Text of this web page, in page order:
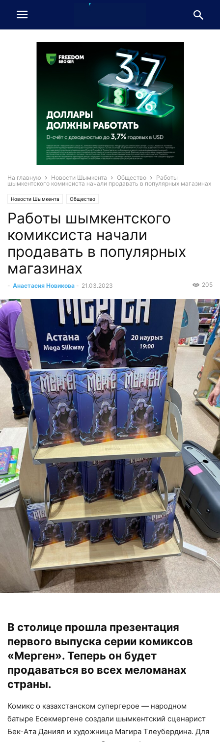
На главную Новости Шымкента Общество
Работы
шымкентского комиксиста начали продавать в популярных магазинах
Новости Шымкента Общество
Работы шымкентского
комиксиста начали
продавать в популярных
магазинах
- Анастасия Новикова - 21.03.2023 205
В столице прошла презентация
первого выпуска серии комиксов
«Мерген». Теперь он будет
продаваться во всех меломанах
страны.
Комикс о казахстанском супергерое — народном
батыре Есекмергене создали шымкентский сценарист
Бек-Ата Даниял и художница Магира Тлеубердина. Для